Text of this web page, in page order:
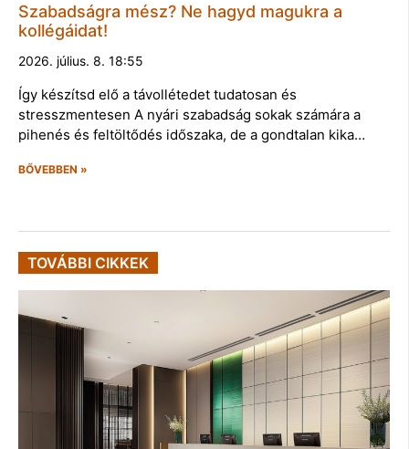
Szabadságra mész? Ne hagyd magukra a
kollégáidat!
2026. július. 8. 18:55
Így készítsd elő a távollétedet tudatosan és
stresszmentesen A nyári szabadság sokak számára a
pihenés és feltöltődés időszaka, de a gondtalan kika…
BŐVEBBEN »
TOVÁBBI CIKKEK